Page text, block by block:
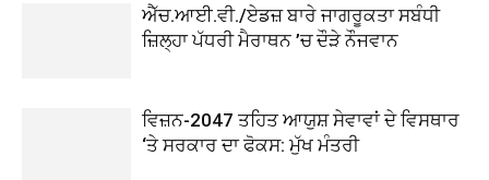
ਐੱਚ.ਆਈ.ਵੀ./ਏਡਜ਼ ਬਾਰੇ ਜਾਗਰੂਕਤਾ ਸਬੰਧੀ
ਜ਼ਿਲ੍ਹਾ ਪੱਧਰੀ ਮੈਰਾਥਨ ’ਚ ਦੌੜੇ ਨੌਜਵਾਨ
ਵਿਜ਼ਨ-2047 ਤਹਿਤ ਆਯੁਸ਼ ਸੇਵਾਵਾਂ ਦੇ ਵਿਸਥਾਰ
‘ਤੇ ਸਰਕਾਰ ਦਾ ਫੋਕਸ: ਮੁੱਖ ਮੰਤਰੀ